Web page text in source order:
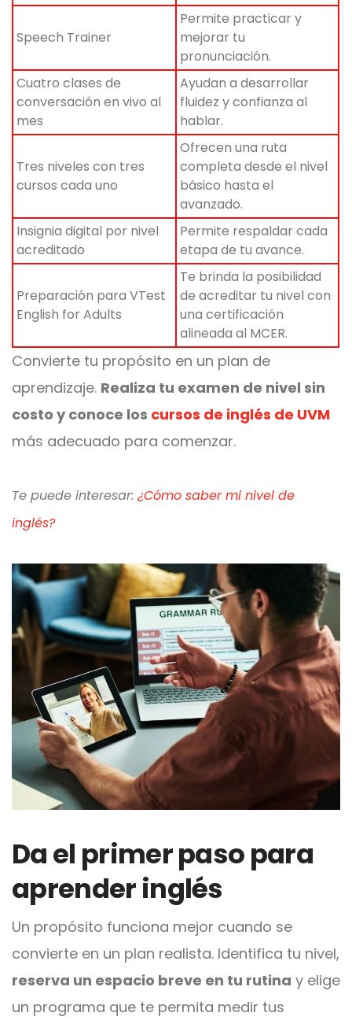
Speech Trainer
Permite practicar y
mejorar tu
pronunciación.
Cuatro clases de
conversación en vivo al
mes
Ayudan a desarrollar
fluidez y confianza al
hablar.
Tres niveles con tres
cursos cada uno
Ofrecen una ruta
completa desde el nivel
básico hasta el
avanzado.
Insignia digital por nivel
acreditado
Permite respaldar cada
etapa de tu avance.
Preparación para VTest
English for Adults
Te brinda la posibilidad
de acreditar tu nivel con
una certificación
alineada al MCER.
Convierte tu propósito en un plan de
aprendizaje. Realiza tu examen de nivel sin
costo y conoce los cursos de inglés de UVM
más adecuado para comenzar.
Te puede interesar: ¿Cómo saber mi nivel de
inglés?
Da el primer paso para
aprender inglés
Un propósito funciona mejor cuando se
convierte en un plan realista. Identifica tu nivel,
reserva un espacio breve en tu rutina y elige
un programa que te permita medir tus